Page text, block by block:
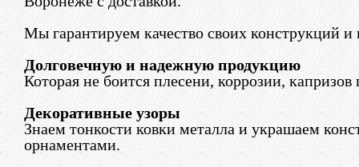
Мы гарантируем качество своих конструкций и
Долговечную и надежную продукцию
Которая не боится плесени, коррозии,
Декоративные узоры
Знаем тонкости ковки металла и украшаем
орнаментами.